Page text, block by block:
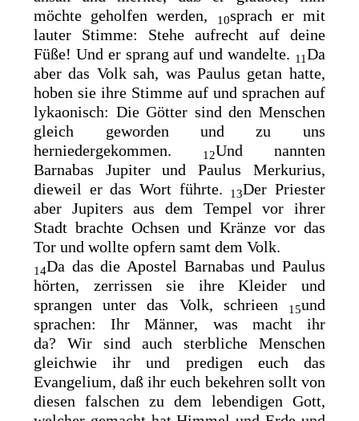
möchte geholfen werden,
10sprach er mit
lauter Stimme: Stehe aufrecht auf deine
Füße! Und er sprang auf und wandelte. 11Da
aber das Volk sah, was Paulus getan hatte,
hoben sie ihre Stimme auf und sprachen auf
lykaonisch: DieGötter sind den Menschen
gleich geworden und zu uns
herniedergekommen.
12Und nannten
Barnabas Jupiter und Paulus Merkurius,
dieweil er das Wort führte.
13Der Priester
aber Jupiters aus dem Tempel vor ihrer
Stadt brachte Ochsen und Kränze vor das
Tor und wollte opfern samt dem Volk.
14Da das die Apostel Barnabas und Paulus
hörten, zerrissen sie ihre Kleider und
sprangen unter das Volk, schrieen
15und
sprachen: Ihr Männer, was macht ihr
da?Wir sind auch sterbliche Menschen
gleichwie ihr und predigen euch das
Evangelium, daß ihr euch bekehren sollt von
diesen falschen zu dem lebendigen Gott,